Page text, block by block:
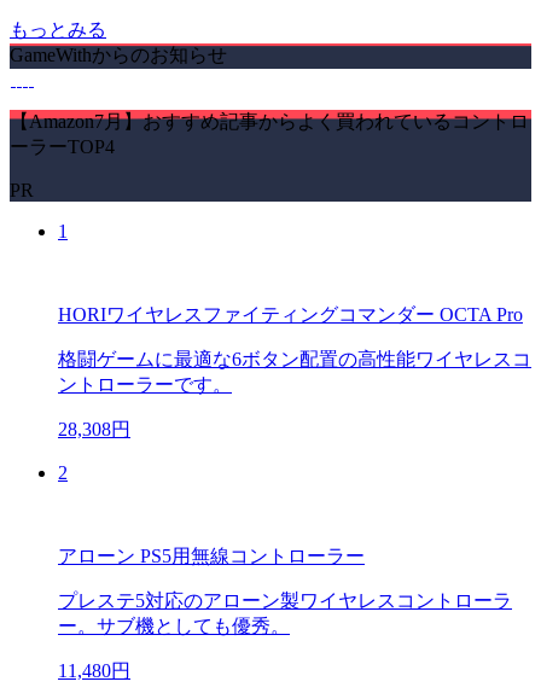
もっとみる
GameWithからのお知らせ
【Amazon7月】おすすめ記事からよく買われているコントロ
ーラーTOP4
PR
1
HORIワイヤレスファイティングコマンダー OCTA Pro
格闘ゲームに最適な6ボタン配置の高性能ワイヤレスコ
ントローラーです。
28,308円
2
アローン PS5用無線コントローラー
プレステ5対応のアローン製ワイヤレスコントローラ
ー。サブ機としても優秀。
11,480円